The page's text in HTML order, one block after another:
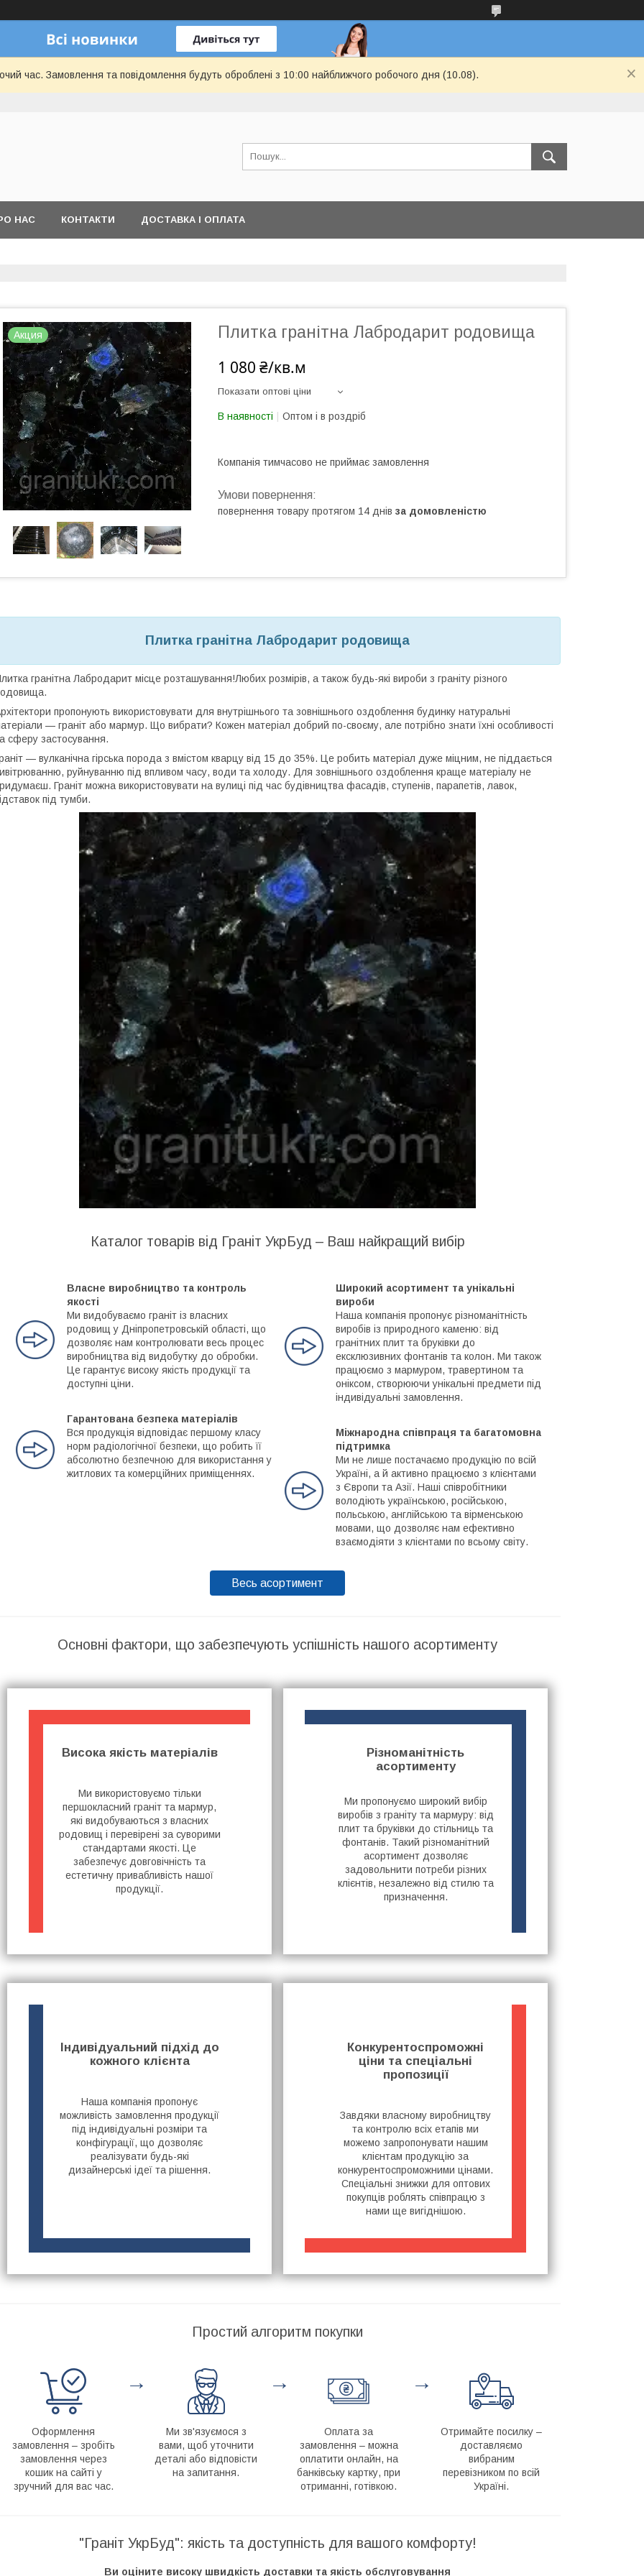
час. Замовлення та повідомлення будуть оброблені з 10:00 найближчого робочого дня (10.08).
НАС КОНТАКТИ ДОСТАВКА І ОПЛАТА
Акция Плитка гранітна Лабродарит родовища
1 080 ₴/кв.м
Показати оптові ціни
В наявності Оптом і в роздріб
Компанія тимчасово не приймає замовлення
повернення товару протягом 14 днів за домовленістю
Плитка гранітна Лабродарит родовища
гранітна Лабродарит місце розташування!Любих розмірів, а також будь-які вироби з граніту різного
пропонують використовувати для внутрішнього та зовнішнього оздоблення будинку натуральні
— граніт або мармур. Що вибрати? Кожен матеріал добрий по-своєму, але потрібно знати їхні особливості
сферу застосування.
— вулканічна гірська порода з вмістом кварцу від 15 до 35%. Це робить матеріал дуже міцним, не піддається
руйнуванню під впливом часу, води та холоду. Для зовнішнього оздоблення краще матеріалу не
Граніт можна використовувати на вулиці під час будівництва фасадів, ступенів, парапетів, лавок,
під тумби.
Каталог товарів від Граніт УкрБуд – Ваш найкращий вибір
Власне виробництво та контроль
якості
Ми видобуваємо граніт із власних
родовищ у Дніпропетровській області, що
дозволяє нам контролювати весь процес
виробництва від видобутку до обробки.
Це гарантує високу якість продукції та
доступні ціни.
Гарантована безпека матеріалів
Вся продукція відповідає першому класу
норм радіологічної безпеки, що робить її
абсолютно безпечною для використання у
житлових та комерційних приміщеннях.
Широкий асортимент та унікальні
вироби
Наша компанія пропонує різноманітність
виробів із природного каменю: від
гранітних плит та бруківки до
ексклюзивних фонтанів та колон. Ми також
працюємо з мармуром, травертином та
оніксом, створюючи унікальні предмети під
індивідуальні замовлення.
Міжнародна співпраця та багатомовна
підтримка
Ми не лише постачаємо продукцію по всій
Україні, а й активно працюємо з клієнтами
з Європи та Азії. Наші співробітники
володіють українською, російською,
польською, англійською та вірменською
мовами, що дозволяє нам ефективно
взаємодіяти з клієнтами по всьому світу.
Весь асортимент
Основні фактори, що забезпечують успішність нашого асортименту
Висока якість матеріалів
Ми використовуємо тільки
першокласний граніт та мармур,
які видобуваються з власних
родовищ і перевірені за суворими
стандартами якості. Це
забезпечує довговічність та
естетичну привабливість нашої
продукції.
Різноманітність
асортименту
Ми пропонуємо широкий вибір
виробів з граніту та мармуру: від
плит та бруківки до стільниць та
фонтанів. Такий різноманітний
асортимент дозволяє
задовольнити потреби різних
клієнтів, незалежно від стилю та
призначення.
Індивідуальний підхід до
кожного клієнта
Наша компанія пропонує
можливість замовлення продукції
під індивідуальні розміри та
конфігурації, що дозволяє
реалізувати будь-які
дизайнерські ідеї та рішення.
Конкурентоспроможні
ціни та спеціальні
пропозиції
Завдяки власному виробництву
та контролю всіх етапів ми
можемо запропонувати нашим
клієнтам продукцію за
конкурентоспроможними цінами.
Спеціальні знижки для оптових
покупців роблять співпрацю з
нами ще вигіднішою.
Простий алгоритм покупки
Оформлення
замовлення – зробіть
замовлення через
кошик на сайті у
зручний для вас час.
→
Ми зв'язуємося з
вами, щоб уточнити
деталі або відповісти
на запитання.
→
Оплата за
замовлення – можна
оплатити онлайн, на
банківську картку, при
отриманні, готівкою.
→
Отримайте посилку –
доставляємо
вибраним
перевізником по всій
Україні.
"Граніт УкрБуд": якість та доступність для вашого комфорту!
Ви оціните високу швидкість доставки та якість обслуговування